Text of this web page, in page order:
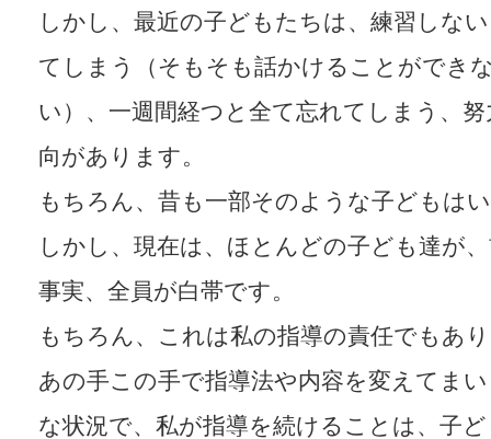
しかし、最近の子どもたちは、練習しな
てしまう（そもそも話かけることができ
い）、一週間経つと全て忘れてしまう、
向があります。
もちろん、昔も一部そのような子どもは
しかし、現在は、ほとんどの子ども達が
事実、全員が白帯です。
もちろん、これは私の指導の責任でもあ
あの手この手で指導法や内容を変えてま
な状況で、私が指導を続けることは、子